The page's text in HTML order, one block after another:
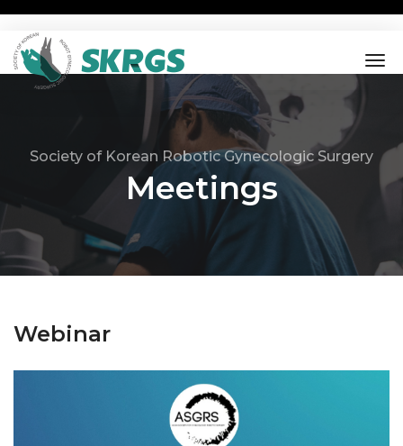
Society of Korean Robotic Gynecologic Surgery
Meetings
Webinar